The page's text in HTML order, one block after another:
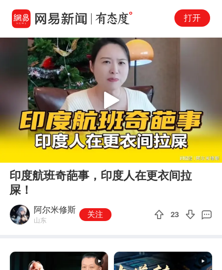
打开
01:45
Play
印度航班奇葩事，印度人在更衣间拉
屎！
阿尔米修斯
山东
关注 23